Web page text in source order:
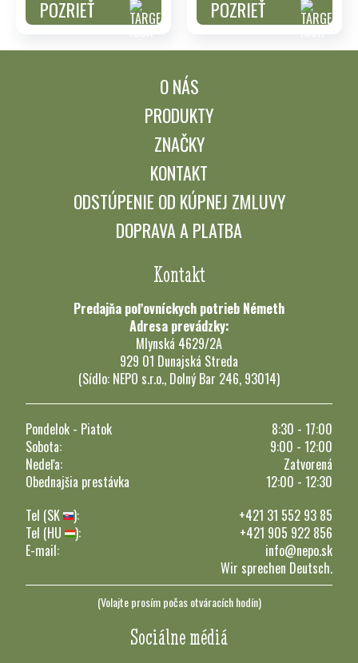
POZRIEŤ POZRIEŤ
O NÁS
PRODUKTY
ZNAČKY
KONTAKT
ODSTÚPENIE OD KÚPNEJ ZMLUVY
DOPRAVA A PLATBA
Kontakt
Predajňa poľovníckych potrieb Németh
Adresa prevádzky:
Mlynská 4629/2A
929 01 Dunajská Streda
(Sídlo: NEPO s.r.o., Dolný Bar 246, 93014)
Pondelok - Piatok
8:30 - 17:00
Sobota:
9:00 - 12:00
Nedeľa:
Zatvorená
Obednajšia prestávka
12:00 - 12:30
Tel (SK
):
+421 31 552 93 85
Tel (HU
):
+421 905 922 856
E-mail:
info@nepo.sk
Wir sprechen Deutsch.
(Volajte prosím počas otváracích hodín)
Sociálne médiá